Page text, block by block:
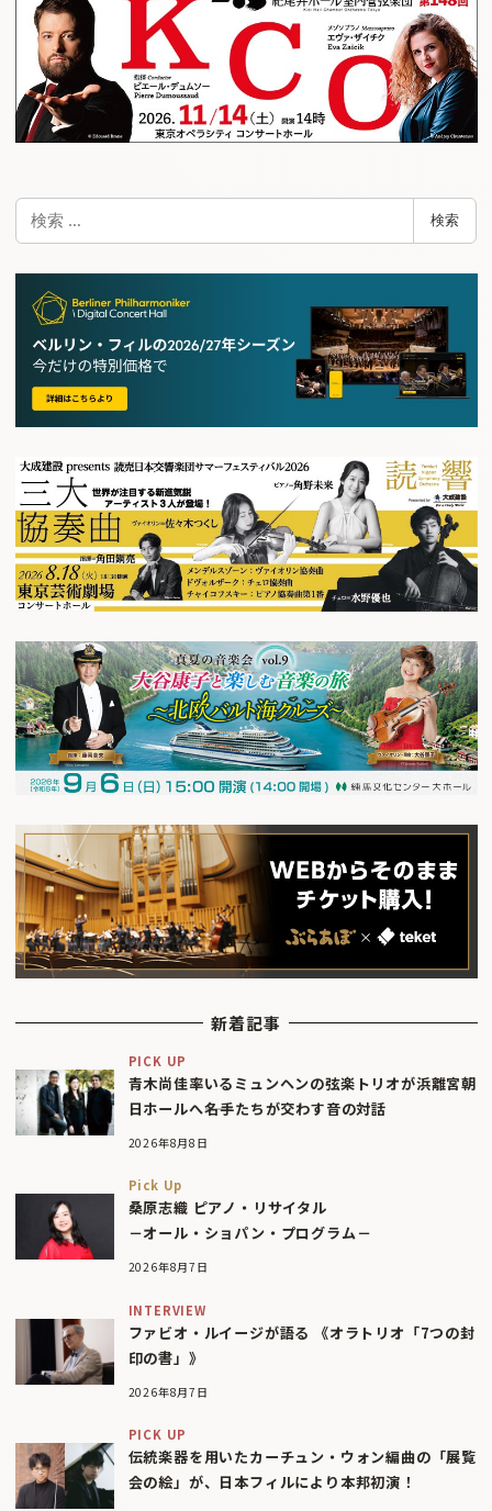
検
検索
新着記事
PICK UP
青木尚佳率いるミュンヘンの弦楽トリオが浜離宮朝
日ホールへ――名手たちが交わす音の対話
2026年8月8日
Pick Up
桑原志織 ピアノ・リサイタル
－オール・ショパン・プログラム－
2026年8月7日
INTERVIEW
ファビオ・ルイージが語る 《オラトリオ「7つの封
印の書」》
2026年8月7日
PICK UP
伝統楽器を用いたカーチュン・ウォン編曲の「展覧
会の絵」が、日本フィルにより本邦初演！